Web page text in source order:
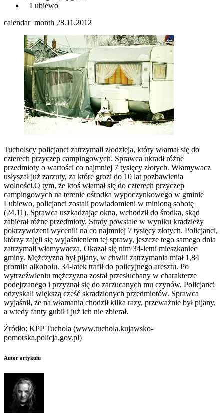
Lubiewo
calendar_month 28.11.2012
Tucholscy policjanci zatrzymali złodzieja, który włamał się do
czterech przyczep campingowych. Sprawca ukradł różne
przedmioty o wartości co najmniej 7 tysięcy złotych. Włamywacz
usłyszał już zarzuty, za które grozi do 10 lat pozbawienia
wolności.O tym, że ktoś włamał się do czterech przyczep
campingowych na terenie ośrodka wypoczynkowego w gminie
Lubiewo, policjanci zostali powiadomieni w minioną sobotę
(24.11). Sprawca uszkadzając okna, wchodził do środka, skąd
zabierał różne przedmioty. Straty powstałe w wyniku kradzieży
pokrzywdzeni wycenili na co najmniej 7 tysięcy złotych. Policjanci,
którzy zajęli się wyjaśnieniem tej sprawy, jeszcze tego samego dnia
zatrzymali włamywacza. Okazał się nim 34-letni mieszkaniec
gminy. Mężczyzna był pijany, w chwili zatrzymania miał 1,84
promila alkoholu. 34-latek trafił do policyjnego aresztu. Po
wytrzeźwieniu mężczyzna został przesłuchany w charakterze
podejrzanego i przyznał się do zarzucanych mu czynów. Policjanci
odzyskali większą cześć skradzionych przedmiotów. Sprawca
wyjaśnił, że na włamania chodził kilka razy, przeważnie był pijany,
a wtedy fanty gubił i już ich nie zbierał.
Źródło: KPP Tuchola (www.tuchola.kujawsko-
pomorska.policja.gov.pl)
Autor artykułu